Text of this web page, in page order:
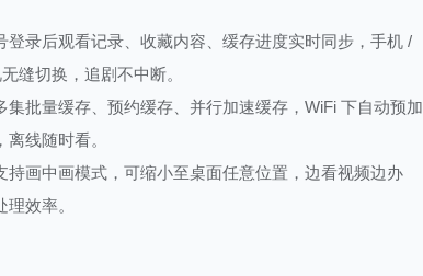
登录后观看记录、收藏内容、缓存进度实时同步，手机 /
缝切换，追剧不中断。
集批量缓存、预约缓存、并行加速缓存，WiFi 下自动预加
线随时看。
持画中画模式，可缩小至桌面任意位置，边看视频边办
效率。